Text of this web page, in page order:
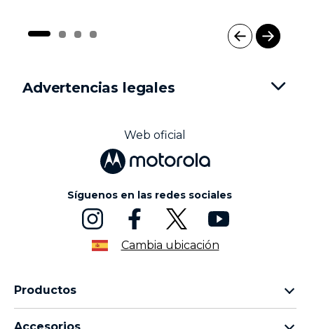
mAdvertencias legales
Web oficial
Síguenos en las redes sociales
Cambia ubicación
Productos